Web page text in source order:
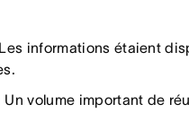
Les informations étaient
Un volume important de